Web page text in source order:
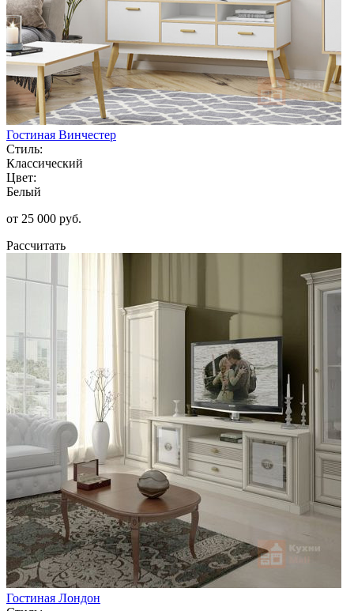
Гостиная Винчестер
Стиль:
Классический
Цвет:
Белый
от 25 000 руб.
Рассчитать
Гостиная Лондон